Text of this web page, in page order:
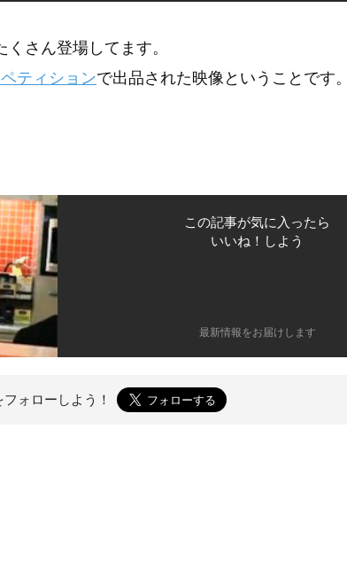
さん登場してます。
ティションで出品された映像ということです。
この記事が気に入ったら
いいね！しよう
最新情報をお届けします
フォローしよう！